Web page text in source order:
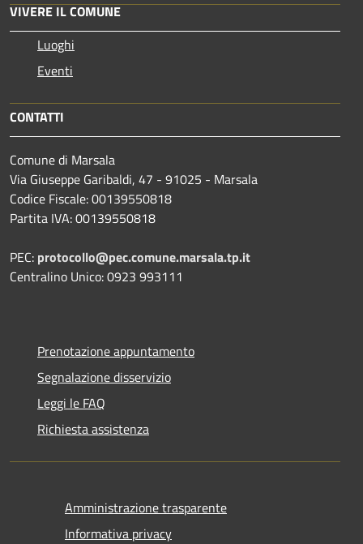
VIVERE IL COMUNE
Luoghi
Eventi
CONTATTI
Comune di Marsala
Via Giuseppe Garibaldi, 47 - 91025 - Marsala
Codice Fiscale: 00139550818
Partita IVA: 00139550818
PEC: protocollo@pec.comune.marsala.tp.it
Centralino Unico: 0923 993111
Prenotazione appuntamento
Segnalazione disservizio
Leggi le FAQ
Richiesta assistenza
Amministrazione trasparente
Informativa privacy